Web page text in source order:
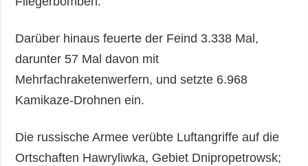
Darüber hinaus feuerte der Feind 3.338 Mal,
darunter 57 Mal davon mit
Mehrfachraketenwerfern, und setzte 6.968
Kamikaze-Drohnen ein.
Die russische Armee verübte Luftangriffe auf die
Ortschaften Hawryliwka, Gebiet Dnipropetrowsk;